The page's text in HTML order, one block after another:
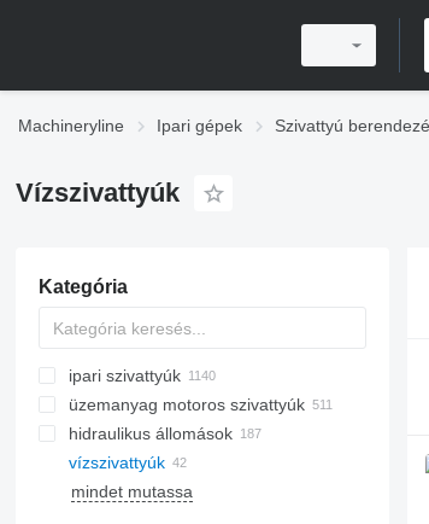
Machineryline Ipari gépek Szivattyú
Vízszivattyúk
Kategória
ipari szivattyúk
üzemanyag motoros szivattyúk
hidraulikus állomások
vízszivattyúk
mindet mutassa